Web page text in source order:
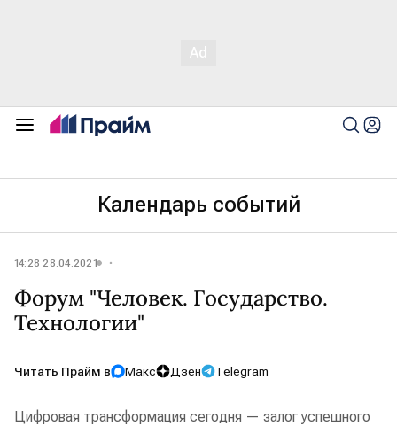
Календарь событий
14:28 28.04.2021
Форум "Человек. Государство.
Технологии"
Читать Прайм в Макс Дзен Telegram
Цифровая трансформация сегодня — залог успешного